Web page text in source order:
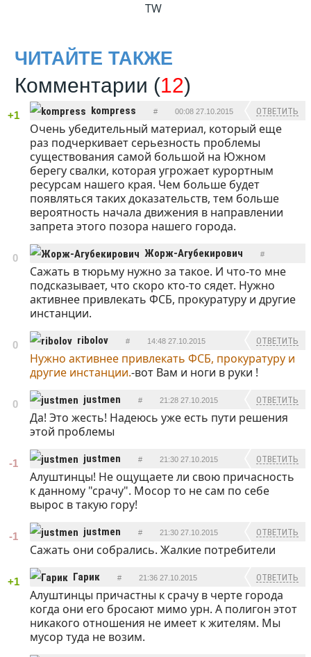
TW
ЧИТАЙТЕ ТАКЖЕ
Комментарии (12)
+1 kompress # 00:08 27.10.2015 ОТВЕТИТЬ
Очень убедительный материал, который еще
раз подчеркивает серьезность проблемы
существования самой большой на Южном
берегу свалки, которая угрожает курортным
ресурсам нашего края. Чем больше будет
появляться таких доказательств, тем больше
вероятность начала движения в направлении
запрета этого позора нашего города.
0 Жорж-Агубекирович #
14:08 27.10.2015 ОТВЕТИТЬ
Сажать в тюрьму нужно за такое. И что-то мне
подсказывает, что скоро кто-то сядет. Нужно
активнее привлекать ФСБ, прокуратуру и другие
инстанции.
0 ribolov # 14:48 27.10.2015 ОТВЕТИТЬ
Нужно активнее привлекать ФСБ, прокуратуру и
другие инстанции.-вот Вам и ноги в руки !
0 justmen # 21:28 27.10.2015 ОТВЕТИТЬ
Да! Это жесть! Надеюсь уже есть пути решения
этой проблемы
-1 justmen # 21:30 27.10.2015 ОТВЕТИТЬ
Алуштинцы! Не ощущаете ли свою причасность
к данному "срачу". Мосор то не сам по себе
вырос в такую гору!
-1 justmen # 21:30 27.10.2015 ОТВЕТИТЬ
Сажать они собрались. Жалкие потребители
+1 Гарик # 21:36 27.10.2015 ОТВЕТИТЬ
Алуштинцы причастны к срачу в черте города
когда они его бросают мимо урн. А полигон этот
никакого отношения не имеет к жителям. Мы
мусор туда не возим.